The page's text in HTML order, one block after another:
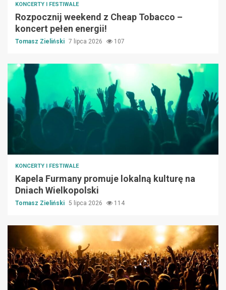
KONCERTY I FESTIWALE
Rozpocznij weekend z Cheap Tobacco –
koncert pełen energii!
Tomasz Zieliński 7 lipca 2026 107
KONCERTY I FESTIWALE
Kapela Furmany promuje lokalną kulturę na
Dniach Wielkopolski
Tomasz Zieliński 5 lipca 2026 114